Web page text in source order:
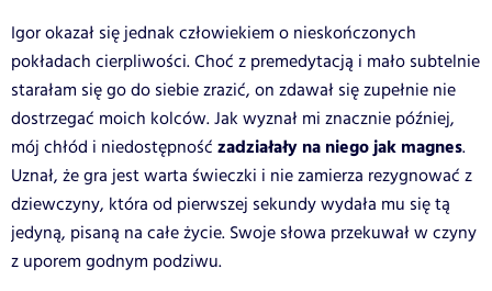
Igor okazał się jednak człowiekiem o nieskończonych
pokładach cierpliwości. Choć z premedytacją i mało subtelnie
starałam się go do siebie zrazić, on zdawał się zupełnie nie
dostrzegać moich kolców. Jak wyznał mi znacznie później,
mój chłód i niedostępność zadziałały na niego jak magnes.
Uznał, że gra jest warta świeczki i nie zamierza rezygnować z
dziewczyny, która od pierwszej sekundy wydała mu się tą
jedyną, pisaną na całe życie. Swoje słowa przekuwał w czyny
z uporem godnym podziwu.